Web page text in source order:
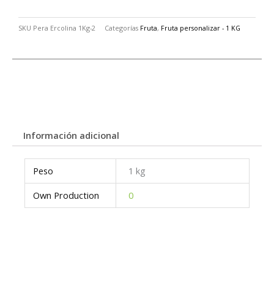
SKU Pera Ercolina 1Kg-2 Categorías Fruta, Fruta personalizar - 1 KG
Información adicional
Peso
1 kg
Own Production
0